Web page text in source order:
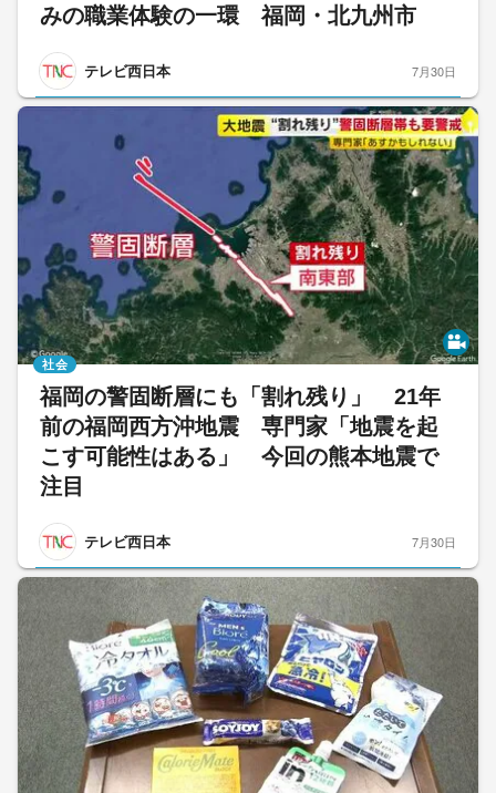
みの職業体験の一環 福岡・北九州市
テレビ西日本 7月30日
福岡の警固断層にも「割れ残り」 21年
前の福岡西方沖地震 専門家「地震を起
こす可能性はある」 今回の熊本地震で
注目
テレビ西日本
社会
7月30日